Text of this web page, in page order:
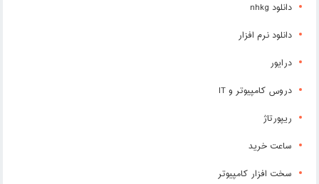
دانلود nhkg
دانلود نرم افزار
درایور
دروس کامپیوتر و IT
ریپورتاژ
ساعت خرید
سخت افزار کامپیوتر